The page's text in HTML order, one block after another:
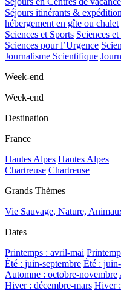
Séjours itinérants &
hébergement en gîte ou chalet
Sciences et Sports Sciences
Sciences pour l’Urgence
Journalisme Scientifique
Week-end
Week-end
Destination
France
Hautes Alpes Hautes Alpes
Chartreuse Chartreuse
Grands Thèmes
Vie Sauvage, Nature,
Dates
Printemps : avril-mai
Été : juin-septembre Été :
Automne : octobre-novembre
Hiver : décembre-mars Hiver